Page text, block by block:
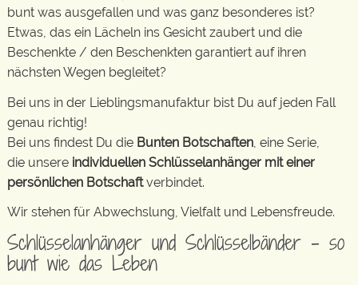
bunt was ausgefallen und was ganz besonderes ist?
Etwas, das ein Lächeln ins Gesicht zaubert und die
Beschenkte / den Beschenkten garantiert auf ihren
nächsten Wegen begleitet?
Bei uns in der Lieblingsmanufaktur bist Du auf jeden Fall
genau richtig!
Bei uns findest Du die Bunten Botschaften , eine Serie,
die unsere individuellen Schlüsselanhänger mit einer
persönlichen Botschaftverbindet.
Wir stehen für Abwechslung, Vielfalt und Lebensfreude.
Schlüsselanhänger und Schlüsselbänder – so
bunt wie das Leben